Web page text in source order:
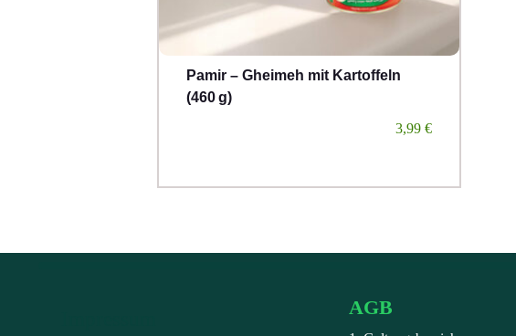
Pamir – Gheimeh mit Kartoffeln
(460 g)
€
3,99
AGB